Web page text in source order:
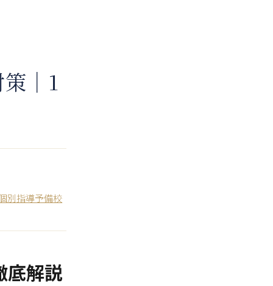
｜1
別指導予備校
底解説